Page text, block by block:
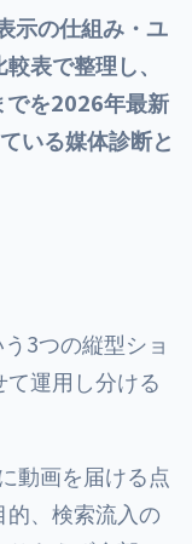
示の仕組み・ユ
表で整理し、
でを2026年最新
いる媒体診断と
3つの縦型ショ
運用し分ける
動画を届ける点
、検索流入の